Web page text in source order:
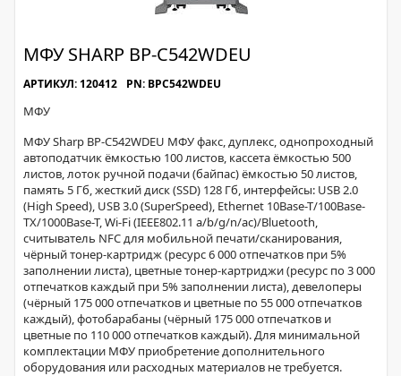
МФУ SHARP BP-С542WDEU
АРТИКУЛ: 120412 PN: BPC542WDEU
МФУ
МФУ Sharp BP-С542WDEU МФУ факс, дуплекс, однопроходный
автоподатчик ёмкостью 100 листов, кассета ёмкостью 500
листов, лоток ручной подачи (байпас) ёмкостью 50 листов,
память 5 Гб, жесткий диск (SSD) 128 Гб, интерфейсы: USB 2.0
(High Speed), USB 3.0 (SuperSpeed), Ethernet 10Base-T/100Base-
TX/1000Base-T, Wi-Fi (IEEE802.11 a/b/g/n/ac)/Bluetooth,
считыватель NFC для мобильной печати/сканирования,
чёрный тонер-картридж (ресурс 6 000 отпечатков при 5%
заполнении листа), цветные тонер-картриджи (ресурс по 3 000
отпечатков каждый при 5% заполнении листа), девелоперы
(чёрный 175 000 отпечатков и цветные по 55 000 отпечатков
каждый), фотобарабаны (чёрный 175 000 отпечатков и
цветные по 110 000 отпечатков каждый). Для минимальной
комплектации МФУ приобретение дополнительного
оборудования или расходных материалов не требуется.